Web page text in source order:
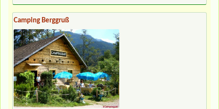
Camping Berggruß